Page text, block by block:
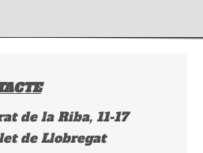
de la Riba, 11-17
de Llobregat